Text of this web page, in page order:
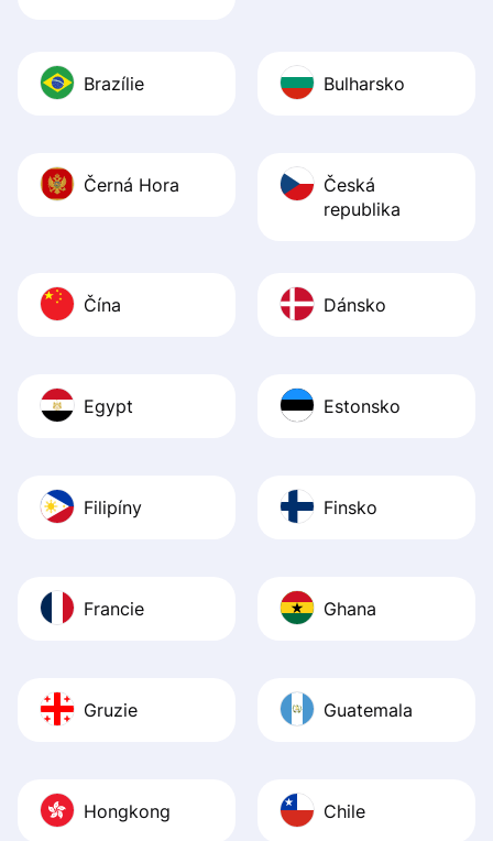
Brazílie Bulharsko
Černá Hora
Česká
republika
Čína Dánsko
Egypt Estonsko
Filipíny Finsko
Francie Ghana
Gruzie Guatemala
Hongkong Chile